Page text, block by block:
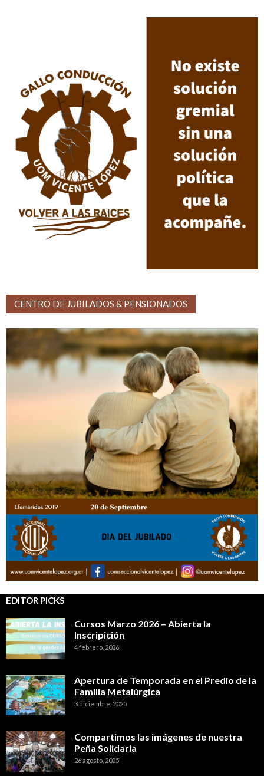
CENTRO DE JUBILADOS & PENSIONADOS
EDITOR PICKS
Cursos Marzo 2026 – Abierta la
Inscripición
4 febrero, 2026
Apertura de Temporada en el Predio de la
Familia Metalúrgica
3 diciembre, 2025
Compartimos las imágenes de nuestra
Peña Solidaria
26 agosto, 2025